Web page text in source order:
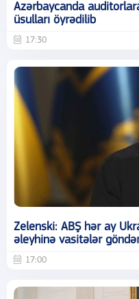
Azərbaycanda auditorlara
üsulları öyrədilib
17:30
Zelenski: ABŞ hər ay
əleyhinə vasitələr
17:00